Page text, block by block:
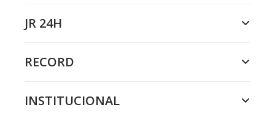
JR 24H
RECORD
INSTITUCIONAL